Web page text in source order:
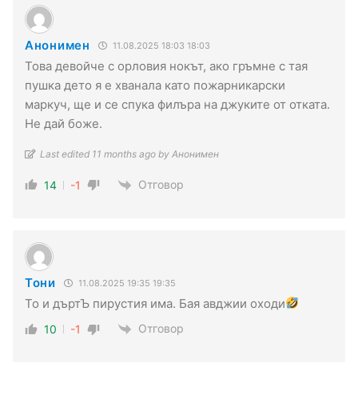
Анонимен 11.08.2025 18:03 18:03
Това девойче с орловия нокът, ако гръмне с тая
пушка дето я е хванала като пожарникарски
маркуч, ще и се спука филъра на джуките от отката.
Не дай боже.
Last edited 11 months ago by Анонимен
14 -1 Отговор
Тони 11.08.2025 19:35 19:35
То и дъртЪ пирустия има. Бая авджии оходи
10 -1 Отговор